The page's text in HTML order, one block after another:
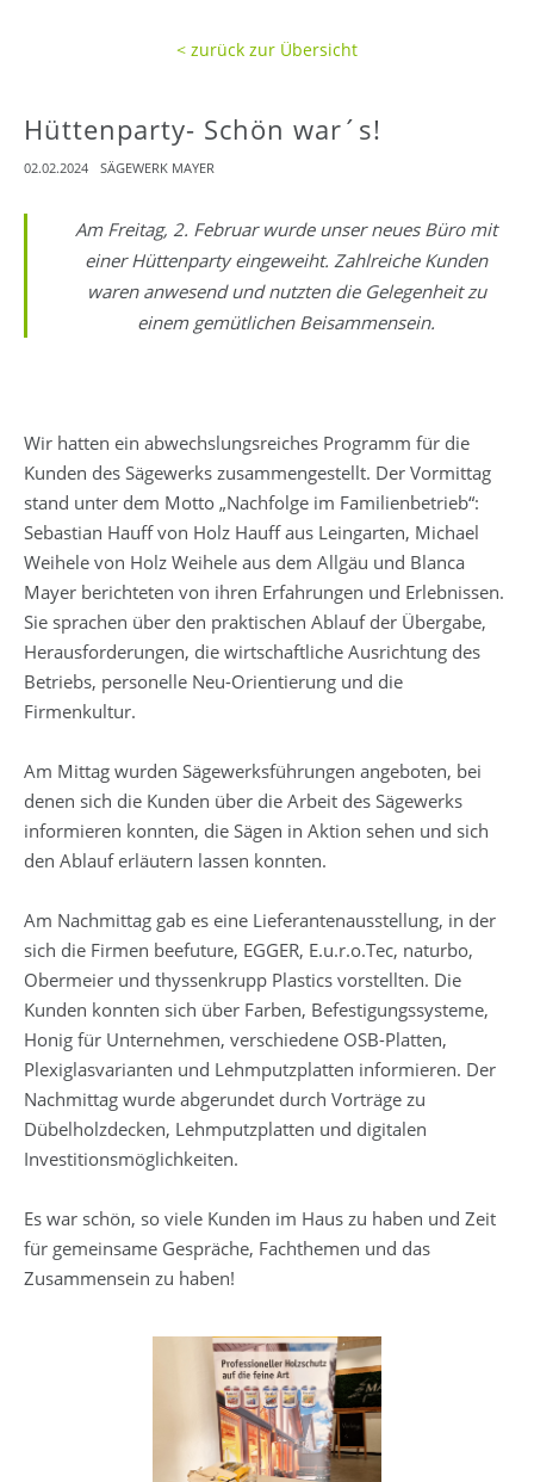
< zurück zur Übersicht
Hüttenparty- Schön war´s!
02.02.2024 SÄGEWERK MAYER
Am Freitag, 2. Februar wurde unser neues Büro mit
einer Hüttenparty eingeweiht. Zahlreiche Kunden
waren anwesend und nutzten die Gelegenheit zu
einem gemütlichen Beisammensein.
Wir hatten ein abwechslungsreiches Programm für die
Kunden des Sägewerks zusammengestellt. Der Vormittag
stand unter dem Motto „Nachfolge im Familienbetrieb“:
Sebastian Hauff von Holz Hauff aus Leingarten, Michael
Weihele von Holz Weihele aus dem Allgäu und Blanca
Mayer berichteten von ihren Erfahrungen und Erlebnissen.
Sie sprachen über den praktischen Ablauf der Übergabe,
Herausforderungen, die wirtschaftliche Ausrichtung des
Betriebs, personelle Neu-Orientierung und die
Firmenkultur.
Am Mittag wurden Sägewerksführungen angeboten, bei
denen sich die Kunden über die Arbeit des Sägewerks
informieren konnten, die Sägen in Aktion sehen und sich
den Ablauf erläutern lassen konnten.
Am Nachmittag gab es eine Lieferantenausstellung, in der
sich die Firmen beefuture, EGGER, E.u.r.o.Tec, naturbo,
Obermeier und thyssenkrupp Plastics vorstellten. Die
Kunden konnten sich über Farben, Befestigungssysteme,
Honig für Unternehmen, verschiedene OSB-Platten,
Plexiglasvarianten und Lehmputzplatten informieren. Der
Nachmittag wurde abgerundet durch Vorträge zu
Dübelholzdecken, Lehmputzplatten und digitalen
Investitionsmöglichkeiten.
Es war schön, so viele Kunden im Haus zu haben und Zeit
für gemeinsame Gespräche, Fachthemen und das
Zusammensein zu haben!